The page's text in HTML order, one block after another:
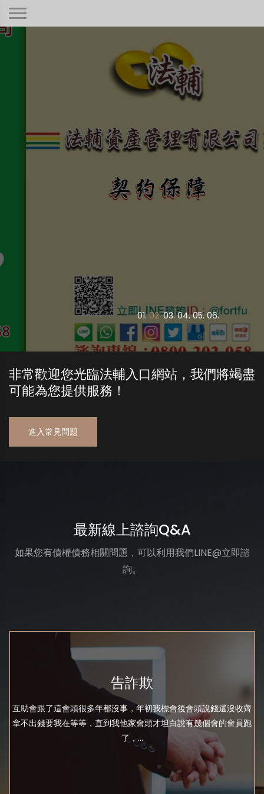
01. 02. 03. 04. 05. 06.
非常歡迎您光臨法輔入口網站，我們將竭盡
可能為您提供服務！
進入常見問題
最新線上諮詢Q&A
如果您有債權債務相關問題，可以利用我們LINE@立即諮
詢。
告詐欺
互助會跟了這會頭很多年都沒事，年初我標會後會頭說錢還沒收齊
拿不出錢要我在等等，直到我他家會頭才坦白說有幾個會的會員跑
了，...